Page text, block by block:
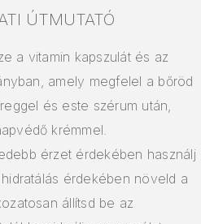
ÚTMUTATÓ
a vitamin kapszulát és az
amely megfelel a bőröd
és este szérum után,
krémmel.
érzet érdekében használj
érdekében növeld a
állítsd be az